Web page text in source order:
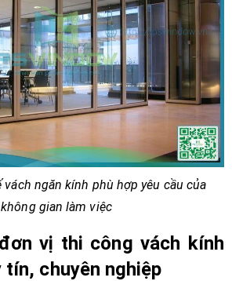
ngăn kính phù hợp yêu cầu của
không gian làm việc
vị thi công vách kính
tín, chuyên nghiệp